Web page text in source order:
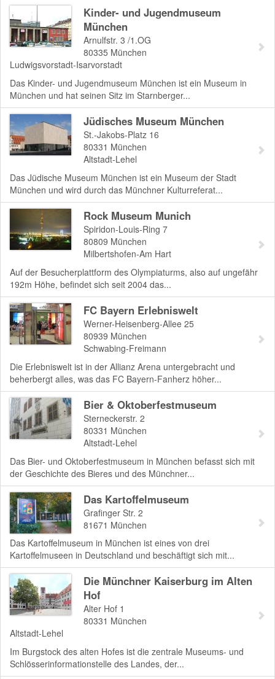
Kinder- und Jugendmuseum
München
Arnulfstr. 3 /1.OG
80335 München
Ludwigsvorstadt-Isarvorstadt
Das Kinder- und Jugendmuseum München ist ein Museum in
München und hat seinen Sitz im Starnberger...
Jüdisches Museum München
St.-Jakobs-Platz 16
80331 München
Altstadt-Lehel
Das Jüdische Museum München ist ein Museum der Stadt
München und wird durch das Münchner Kulturreferat...
Rock Museum Munich
Spiridon-Louis-Ring 7
80809 München
Milbertshofen-Am Hart
Auf der Besucherplattform des Olympiaturms, also auf ungefähr
192m Höhe, befindet sich seit 2004 das...
FC Bayern Erlebniswelt
Werner-Heisenberg-Allee 25
80939 München
Schwabing-Freimann
Die Erlebniswelt ist in der Allianz Arena untergebracht und
beherbergt alles, was das FC Bayern-Fanherz höher...
Bier & Oktoberfestmuseum
Sterneckerstr. 2
80331 München
Altstadt-Lehel
Das Bier- und Oktoberfestmuseum in München befasst sich mit
der Geschichte des Bieres und des Münchner...
Das Kartoffelmuseum
Grafinger Str. 2
81671 München
Das Kartoffelmuseum in München ist eines von drei
Kartoffelmuseen in Deutschland und beschäftigt sich mit...
Die Münchner Kaiserburg im Alten
Hof
Alter Hof 1
80331 München
Altstadt-Lehel
Im Burgstock des alten Hofes ist die zentrale Museums- und
Schlösserinformationstelle des Landes, der...